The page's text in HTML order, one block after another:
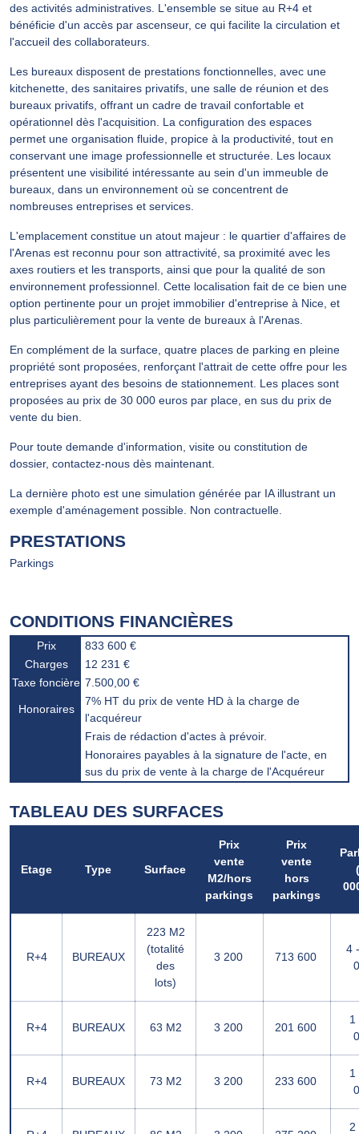
des activités administratives. L'ensemble se situe au R+4 et
bénéficie d'un accès par ascenseur, ce qui facilite la circulation et
l'accueil des collaborateurs.
Les bureaux disposent de prestations fonctionnelles, avec une
kitchenette, des sanitaires privatifs, une salle de réunion et des
bureaux privatifs, offrant un cadre de travail confortable et
opérationnel dès l'acquisition. La configuration des espaces
permet une organisation fluide, propice à la productivité, tout en
conservant une image professionnelle et structurée. Les locaux
présentent une visibilité intéressante au sein d'un immeuble de
bureaux, dans un environnement où se concentrent de
nombreuses entreprises et services.
L'emplacement constitue un atout majeur : le quartier d'affaires de
l'Arenas est reconnu pour son attractivité, sa proximité avec les
axes routiers et les transports, ainsi que pour la qualité de son
environnement professionnel. Cette localisation fait de ce bien une
option pertinente pour un projet immobilier d'entreprise à Nice, et
plus particulièrement pour la vente de bureaux à l'Arenas.
En complément de la surface, quatre places de parking en pleine
propriété sont proposées, renforçant l'attrait de cette offre pour les
entreprises ayant des besoins de stationnement. Les places sont
proposées au prix de 30 000 euros par place, en sus du prix de
vente du bien.
Pour toute demande d'information, visite ou constitution de
dossier, contactez-nous dès maintenant.
La dernière photo est une simulation générée par IA illustrant un
exemple d'aménagement possible. Non contractuelle.
PRESTATIONS
Parkings
CONDITIONS FINANCIÈRES
Prix
833 600 €
Charges
12 231 €
Taxe foncière 7.500,00 €
Honoraires
7% HT du prix de vente HD à la charge de
l'acquéreur
Frais de rédaction d'actes à prévoir.
Honoraires payables à la signature de l'acte, en
sus du prix de vente à la charge de l'Acquéreur
TABLEAU DES SURFACES
Etage Type Surface
Prix
vente
M2/hors
parkings
Prix
vente
hors
parkings
R+4 BUREAUX
223 M2
(totalité
des
lots)
3 200  713 600 
4
R+4 BUREAUX 63 M2 3 200  201 600 
1
R+4 BUREAUX 73 M2 3 200  233 600 
1
2